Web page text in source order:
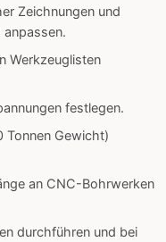
Zeichnungen und
Werkzeuglisten
festlegen.
Tonnen Gewicht)
an CNC-Bohrwerken
durchführen und bei